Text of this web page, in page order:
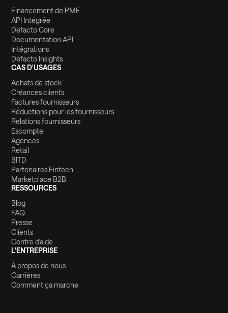
Financement de PME
API Intégrée
Defacto Core
Documentation API
Intégrations
Defacto Insights
CAS D'USAGES
Achats de stock
Créances clients
Factures fournisseurs
Réductions pour les fournisseurs
Relations fournisseurs
Escompte
Agences
Retail
BITD
Partenaires Fintech
Marketplace B2B
RESSOURCES
Blog
FAQ
Presse
Clients
Centre d'aide
L'ENTREPRISE
À propos de nous
Carrières
Comment ça marche